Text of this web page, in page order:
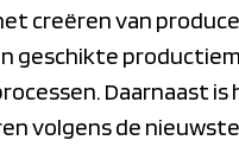
creëren van
geschikte
Daarnaast
volgens de